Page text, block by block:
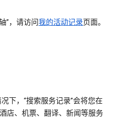
”，请访问我的活动记录页面。
下，“搜索服务记录”会将您在
店、机票、翻译、新闻等服务